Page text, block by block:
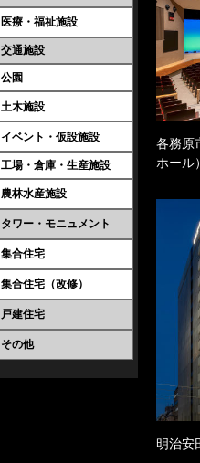
医療・福祉施設
交通施設
公園
土木施設
イベント・仮設施設
工場・倉庫・生産施設
農林水産施設
タワー・モニュメント
集合住宅
集合住宅（改修）
戸建住宅
その他
各務原
ホール
明治安